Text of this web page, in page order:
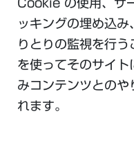
Cookie の使用、サ
ッキングの埋め込
りとりの監視を行
を使ってそのサイ
みコンテンツとのや
れます。